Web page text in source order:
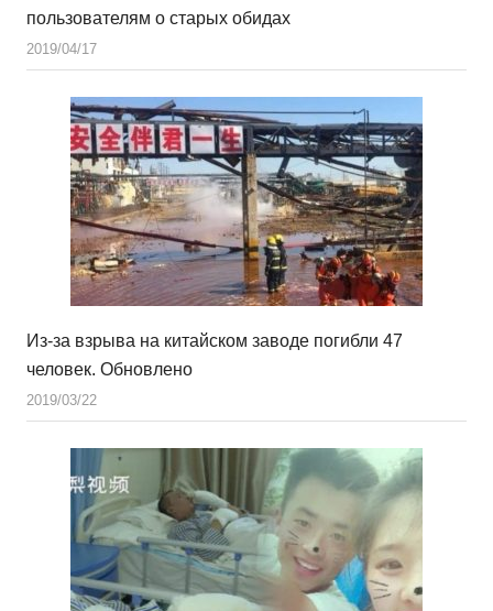
пользователям о старых обидах
2019/04/17
Из-за взрыва на китайском заводе погибли 47
человек. Обновлено
2019/03/22